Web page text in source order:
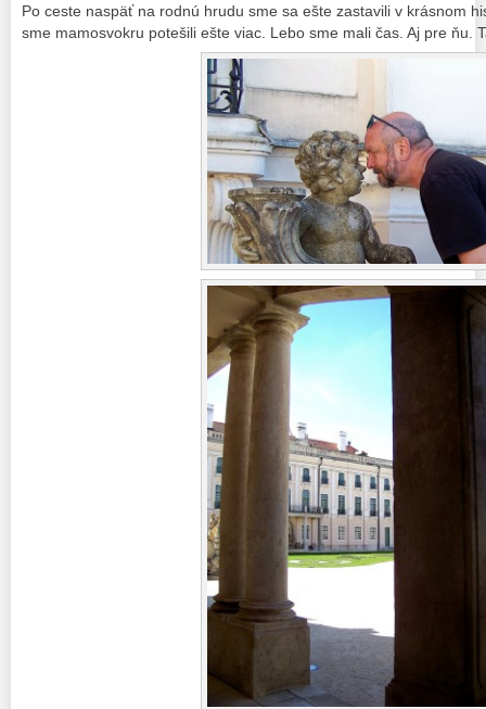
Po ceste naspäť na rodnú hrudu sme sa ešte zastavili v krásnom
sme mamosvokru potešili ešte viac. Lebo sme mali čas. Aj pre ňu.